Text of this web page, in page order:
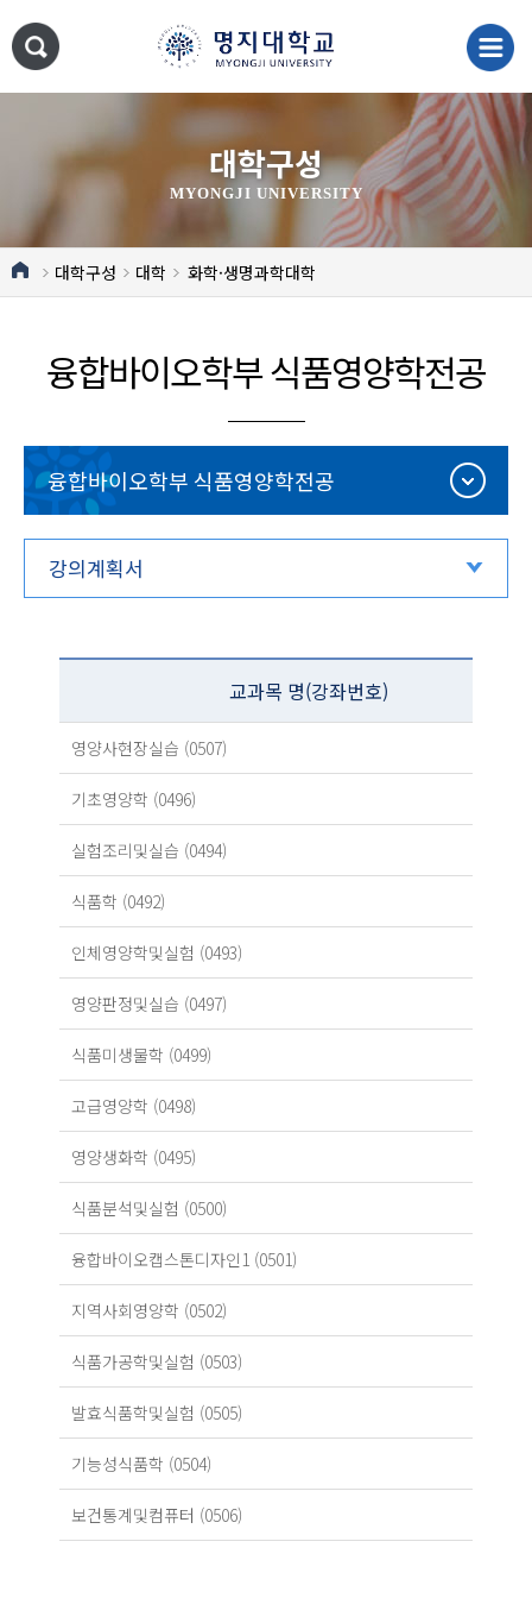
대학구성
MYONGJI UNIVERSITY
대학구성 대학 화학·생명과학대학
융합바이오학부 식품영양학전공
융합바이오학부 식품영양학전공
강의계획서
교과목 명(강좌번호)
영양사현장실습 (0507)
기초영양학 (0496)
실험조리및실습 (0494)
식품학 (0492)
인체영양학및실험 (0493)
영양판정및실습 (0497)
식품미생물학 (0499)
고급영양학 (0498)
영양생화학 (0495)
식품분석및실험 (0500)
융합바이오캡스톤디자인1 (0501)
지역사회영양학 (0502)
식품가공학및실험 (0503)
발효식품학및실험 (0505)
기능성식품학 (0504)
보건통계및컴퓨터 (0506)